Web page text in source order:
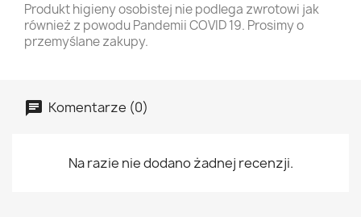
Produkt higieny osobistej nie podlega zwrotowi jak
również z powodu Pandemii COVID 19. Prosimy o
przemyślane zakupy.
Komentarze (0)
Na razie nie dodano żadnej recenzji.